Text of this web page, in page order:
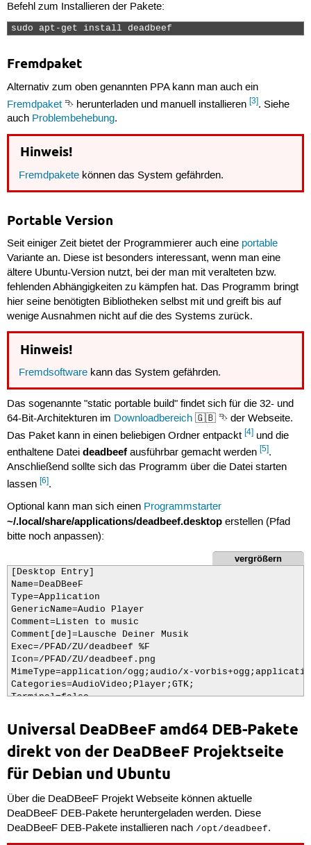
Befehl zum Installieren der Pakete:
sudo apt-get install deadbeef
Fremdpaket
Alternativ zum oben genannten PPA kann man auch ein
Fremdpaket⮷ herunterladen und manuell installieren [3]. Siehe
auch Problembehebung.
Hinweis!
Fremdpakete können das System gefährden.
Portable Version
Seit einiger Zeit bietet der Programmierer auch eine portable
Variante an. Diese ist besonders interessant, wenn man eine
ältere Ubuntu-Version nutzt, bei der man mit veralteten bzw.
fehlenden Abhängigkeiten zu kämpfen hat. Das Programm bringt
hier seine benötigten Bibliotheken selbst mit und greift bis auf
wenige Ausnahmen nicht auf die des Systems zurück.
Hinweis!
Fremdsoftware kann das System gefährden.
Das sogenannte "static portable build" findet sich für die 32- und
64-Bit-Architekturen im Downloadbereich🇬🇧 ⮷ der Webseite.
Das Paket kann in einen beliebigen Ordner entpackt [4]und die
enthaltene Datei deadbeefausführbar gemacht werden [5].
Anschließend sollte sich das Programm über die Datei starten
lassen [6].
Optional kann man sich einen Programmstarter
~/.local/share/applications/deadbeef.desktoperstellen (Pfad
bitte noch anpassen):
vergrößern
[Desktop Entry]
Name=DeaDBeeF
Type=Application
GenericName=Audio Player
Comment=Listen to music
Comment[de]=Lausche Deiner Musik
Exec=/PFAD/ZU/deadbeef %F
Icon=/PFAD/ZU/deadbeef.png
MimeType=application/ogg;audio/x-
Categories=AudioVideo;Player;GTK;
Terminal=false
Keywords=Sound;Music;Audio;Player;Musicplayer;MP3
X-Ayatana-Desktop-Shortcuts=Play;Pause;Stop;Next;Prev
[Play Shortcut Group]
Name[de]=Wiedergabe
Exec=deadbeef --play
TargetEnvironment=Unity
Universal DeaDBeeF amd64 DEB-Pakete
direkt von der DeaDBeeF Projektseite
für Debian und Ubuntu
Über die DeaDBeeF Projekt Webseite können aktuelle
DeaDBeeF DEB-Pakete heruntergeladen werden. Diese
DeaDBeeF DEB-Pakete installieren nach /opt/deadbeef.